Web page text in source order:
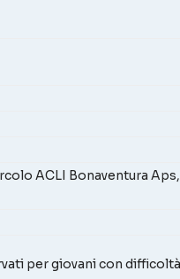
ACLI Bonaventura
per giovani con